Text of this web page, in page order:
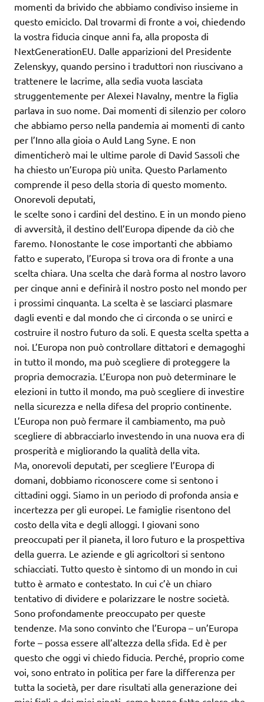
momenti da brivido che abbiamo condiviso insieme in
questo emiciclo. Dal trovarmi di fronte a voi, chiedendo
la vostra fiducia cinque anni fa, alla proposta di
NextGenerationEU. Dalle apparizioni del Presidente
Zelenskyy, quando persino i traduttori non riuscivano a
trattenere le lacrime, alla sedia vuota lasciata
struggentemente per Alexei Navalny, mentre la figlia
parlava in suo nome. Dai momenti di silenzio per coloro
che abbiamo perso nella pandemia ai momenti di canto
per l’Inno alla gioia o Auld Lang Syne. E non
dimenticherò mai le ultime parole di David Sassoli che
ha chiesto un’Europa più unita. Questo Parlamento
comprende il peso della storia di questo momento.
Onorevoli deputati,
le scelte sono i cardini del destino. E in un mondo pieno
di avversità, il destino dell’Europa dipende da ciò che
faremo. Nonostante le cose importanti che abbiamo
fatto e superato, l’Europa si trova ora di fronte a una
scelta chiara. Una scelta che darà forma al nostro lavoro
per cinque anni e definirà il nostro posto nel mondo per
i prossimi cinquanta. La scelta è se lasciarci plasmare
dagli eventi e dal mondo che ci circonda o se unirci e
costruire il nostro futuro da soli. E questa scelta spetta a
noi. L’Europa non può controllare dittatori e demagoghi
in tutto il mondo, ma può scegliere di proteggere la
propria democrazia. L’Europa non può determinare le
elezioni in tutto il mondo, ma può scegliere di investire
nella sicurezza e nella difesa del proprio continente.
L’Europa non può fermare il cambiamento, ma può
scegliere di abbracciarlo investendo in una nuova era di
prosperità e migliorando la qualità della vita.
Ma, onorevoli deputati, per scegliere l’Europa di
domani, dobbiamo riconoscere come si sentono i
cittadini oggi. Siamo in un periodo di profonda ansia e
incertezza per gli europei. Le famiglie risentono del
costo della vita e degli alloggi. I giovani sono
preoccupati per il pianeta, il loro futuro e la prospettiva
della guerra. Le aziende e gli agricoltori si sentono
schiacciati. Tutto questo è sintomo di un mondo in cui
tutto è armato e contestato. In cui c’è un chiaro
tentativo di dividere e polarizzare le nostre società.
Sono profondamente preoccupato per queste
tendenze. Ma sono convinto che l’Europa – un’Europa
forte – possa essere all’altezza della sfida. Ed è per
questo che oggi vi chiedo fiducia. Perché, proprio come
voi, sono entrato in politica per fare la differenza per
tutta la società, per dare risultati alla generazione dei